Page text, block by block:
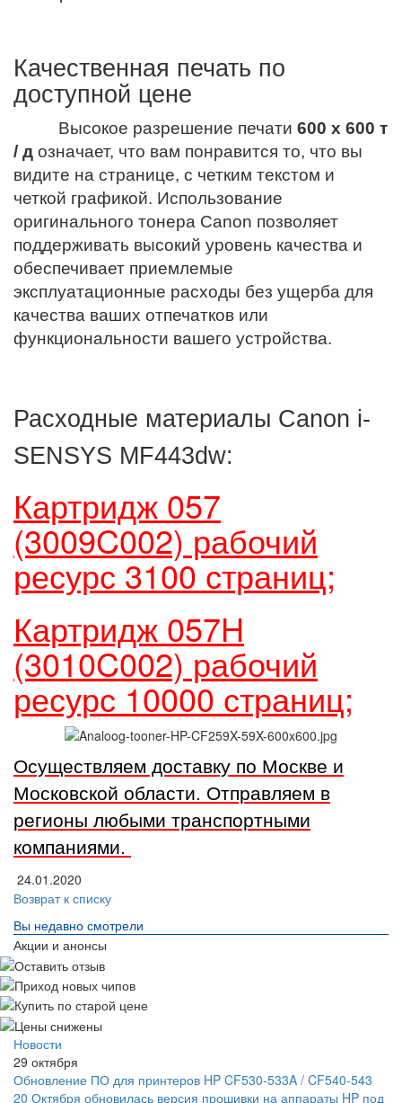
Качественная печать по
доступной цене
Высокое разрешение печати 600 x 600 т
/ д означает, что вам понравится то, что вы
видите на странице, с четким текстом и
четкой графикой. Использование
оригинального тонера Canon позволяет
поддерживать высокий уровень качества и
обеспечивает приемлемые
эксплуатационные расходы без ущерба для
качества ваших отпечатков или
функциональности вашего устройства.
Расходные материалы Canon i-
SENSYS MF443dw:
Картридж 057
(3009C002) рабочий
ресурс 3100 страниц;
Картридж 057H
(3010C002) рабочий
ресурс 10000 страниц;
Осуществляем доставку по Москве и
Московской области. Отправляем в
регионы любыми транспортными
компаниями.
24.01.2020
Возврат к списку
Вы недавно смотрели
Акции и анонсы
Новости
29 октября
Обновление ПО для принтеров HP CF530-533A / CF540-543
20 Октября обновилась версия прошивки на аппараты HP под